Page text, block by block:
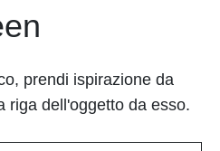
prendi ispirazione da
riga dell'oggetto da esso.